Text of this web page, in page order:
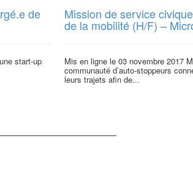
de
start-up
Mission de service
de la mobilité (H/F) –
Mis en ligne le 03 novembre 2017
communauté d’auto-stoppeurs
leurs trajets afin de...